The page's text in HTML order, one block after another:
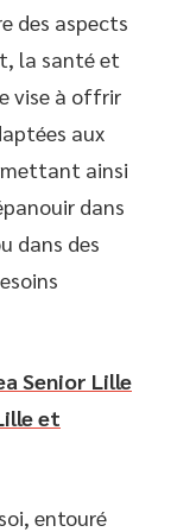
des aspects
la santé et
vise à offrir
aux
ainsi
dans
dans des
Senior Lille
et
entouré